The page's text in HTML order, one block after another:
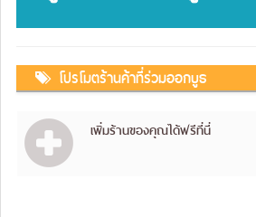
โปรโมตร้านค้าที่ร่วมออกบูธ
เพิ่มร้านของคุณได้ฟรีที่นี่